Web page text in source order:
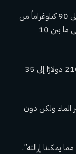
وقال ماتشاريا: “في السابق، كنا نصطاد ما يصل إلى 90 كيلوغراماً من
الأسماك يومياً، لكن في الوقت الحاضر نحصل على ما بين 10
وهذا يعني أن الأرباح اليومية قد انخفضت من 210 دولارًا إلى 35
الماء ولكن دون
يمكننا إزالته”.